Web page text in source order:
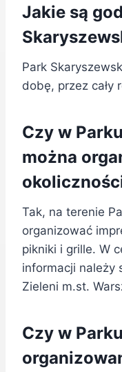
Jakie są
Park
dobę, przez cały
Czy w
można
Tak, na terenie
organizować
pikniki i grille. W
informacji należy
Zieleni m.st.
Czy w